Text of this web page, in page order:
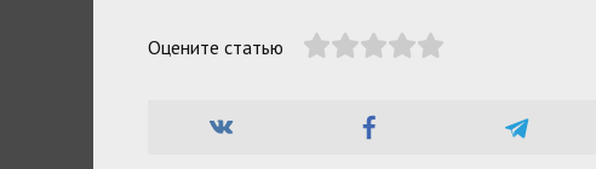
Оцените статью